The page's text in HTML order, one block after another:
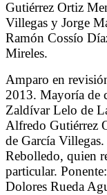
Gutiérrez Ortiz
Villegas y Jorge
Ramón Cossío
Mireles.
Amparo en
2013. Mayoría de
Zaldívar Lelo de
Alfredo Gutiérrez
de García
Rebolledo, quien
particular.
Dolores Rueda